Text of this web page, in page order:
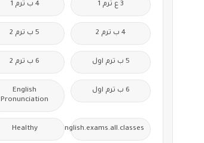
3 ع ترم 1 4 ب ترم 1
4 ب ترم 2 5 ب ترم 2
5 ب ترم اول 6 ب ترم 2
6 ب ترم اول
English
Pronunciation
Free.English.exams.all.classes
Healthy